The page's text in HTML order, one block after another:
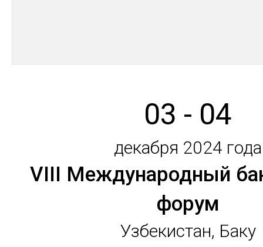
03 - 04
декабря 2024 года
VIII Международный
форум
Узбекистан, Баку